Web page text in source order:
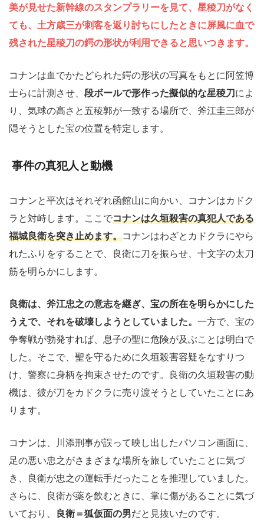
美が見せた新幹線のスタンプラリーを見て、星稜刀がなく
ても、土方歳三が刺客を返り討ちにしたときに屏風に血で
残された星稜刀の鍔の形状が利用できると思いつきます。
コナンは血でかたどられた鍔の形状の写真をもとに阿笠博
士らに計測させ、 段ボールで形作った擬似的な星稜刀によ
り、気球の高さと五稜郭が一致する場所で、斧江圭三郎が
隠そうとした宝の位置を特定します。
事件の真犯人と動機
コナンと平次はそれぞれ函館山に向かい、コナンはカドク
ラと対峙します。ここでコナンは久垣殺害の真犯人である
福城良衛を突き止めます。コナンはわざとカドクラにやら
れたふりをすることで、良衛に刀を振らせ、十文字の太刀
筋を明らかにします。
良衛は、斧江忠之の意志を継ぎ、宝の所在を明らかにした
うえで、それを破壊しようとしていました。 一方で、宝の
争奪戦が勃発すれば、息子の聖に危険が及ぶことは明白で
した。そこで、聖を守るために久垣殺害容疑をなすりつ
け、警察に身柄を拘束させたのです。良衛の久垣殺害の動
機は、彼が刀をカドクラに売り渡そうとしていたことにあ
ります。
コナンは、川添刑事が誤って映し出したパソコン画面に、
足の悪い忠之がさまざまな場所を旅していたことに気づ
き、良衛が忠之の運転手だったことを推理していました。
さらに、良衛が薬を飲むときに、掌に傷があることに気づ
いており、 良衛＝狐仮面の男だと見抜いたのです。